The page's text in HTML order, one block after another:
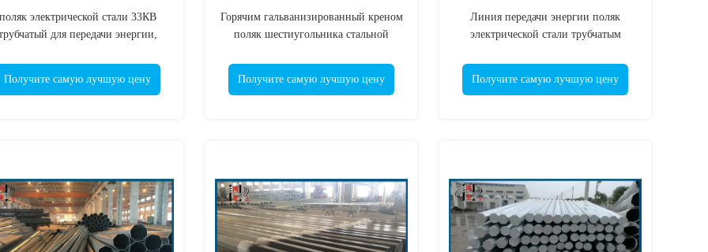
электрической стали 33КВ
для передачи энергии,
Получите самую лучшую цену
Горячим гальванизированный креном
поляк шестиугольника стальной
Получите самую лучшую цену
Линия передачи энергии поляк
электрической стали трубчатым
Получите самую лучшую цену